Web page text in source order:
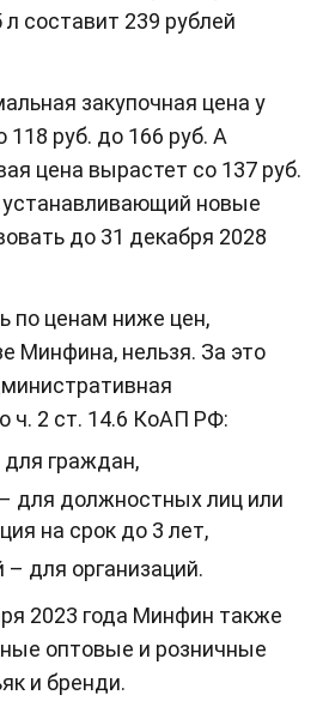
л составит 239 рублей
закупочная цена у
118 руб. до 166 руб. А
цена вырастет со 137 руб.
устанавливающий новые
до 31 декабря 2028
по ценам ниже цен,
Минфина, нельзя. За это
ч. 2 ст. 14.6 КоАП РФ:
для граждан,
для должностных лиц или
на срок до 3 лет,
– для организаций.
2023 года Минфин также
оптовые и розничные
и бренди.